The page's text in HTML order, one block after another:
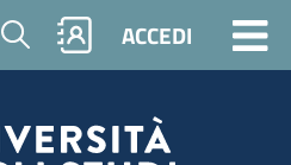
Salta al contenuto principale
Cerca ACCEDI